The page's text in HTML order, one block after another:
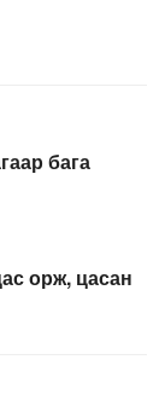
бага
орж, цасан